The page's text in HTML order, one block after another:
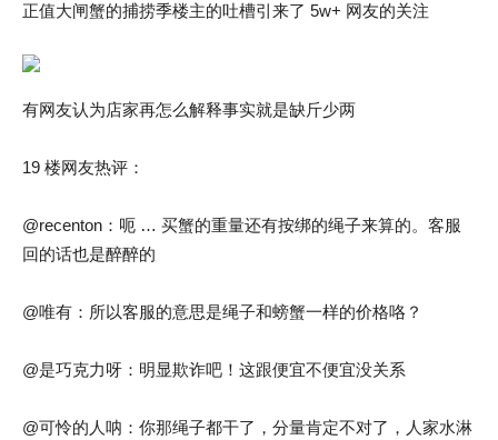
正值大闸蟹的捕捞季楼主的吐槽引来了 5w+ 网友的关注
有网友认为店家再怎么解释事实就是缺斤少两
19 楼网友热评：
@recenton：呃 … 买蟹的重量还有按绑的绳子来算的。客服
回的话也是醉醉的
@唯有：所以客服的意思是绳子和螃蟹一样的价格咯？
@是巧克力呀：明显欺诈吧！这跟便宜不便宜没关系
@可怜的人呐：你那绳子都干了，分量肯定不对了，人家水淋